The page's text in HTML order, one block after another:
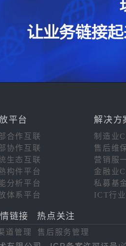
平台
合作互联
协作互联
生态互联
构件平台
分析平台
体系平台
解决方
制造业
售后维
营销服
金融业
私募基
ICT行
链接 热点关注
道管理
售后服务管理